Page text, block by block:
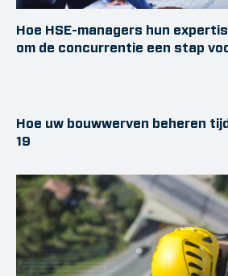
Hoe HSE-managers hun
om de concurrentie een stap
Hoe uw bouwwerven beheren
19